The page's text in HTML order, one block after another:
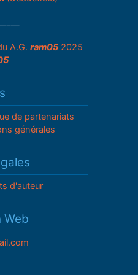
A.G. ram052025
de partenariats
générales
d'auteur
Web